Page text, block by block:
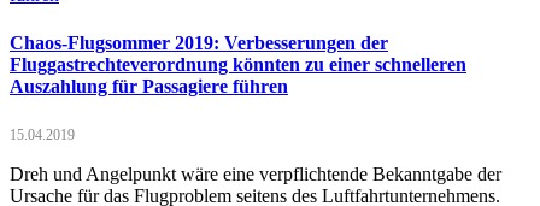
Chaos-Flugsommer 2019: Verbesserungen der
Fluggastrechteverordnung könnten zu einer schnelleren
Auszahlung für Passagiere führen
15.04.2019
Dreh und Angelpunkt wäre eine verpflichtende Bekanntgabe der
Ursache für das Flugproblem seitens des Luftfahrtunternehmens.